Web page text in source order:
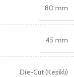
80 mm
45 mm
Die-Cut (Kesikli)